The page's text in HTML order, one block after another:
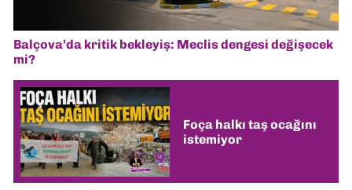
Balçova’da kritik bekleyiş: Meclis dengesi değişecek
mi?
Foça halkı taş ocağını
istemiyor